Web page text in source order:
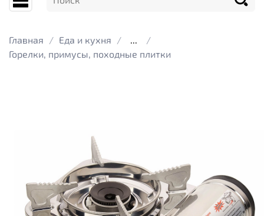
Главная Еда и кухня
Горелки, примусы, походные плитки